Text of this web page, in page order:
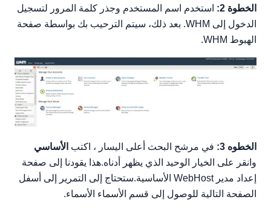
الخطوة 2:
استخدم اسم المستخدم وجذر كلمة المرور لتسجيل
الدخول إلى WHM. بعد ذلك، سيتم الترحيب بك بواسطة صفحة
الهبوط WHM.
الخطوه 3: في مرشح البحث أعلى اليسار ، اكتب الأساسي
وانقر على الخيار الوحيد الذي يظهر أدناه.هذا يقودنا إلى صفحة
إعداد مدير WebHost الأساسية.ستحتاج إلى التمرير إلى أسفل
الصفحة التالية للوصول إلى قسم الأسماء الأسماء.